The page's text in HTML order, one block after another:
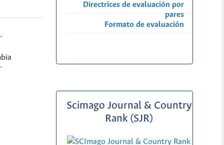
Directrices de evaluación por
pares
Formato de evaluación
Scimago Journal & Country
Rank (SJR)